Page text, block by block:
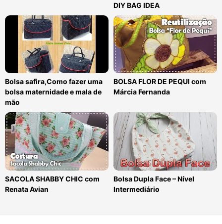
DIY BAG IDEA
Bolsa safira,Como fazer uma
bolsa maternidade e mala de
mão
BOLSA FLOR DE PEQUI com
Márcia Fernanda
SACOLA SHABBY CHIC com
Renata Avian
Bolsa Dupla Face – Nível
Intermediário